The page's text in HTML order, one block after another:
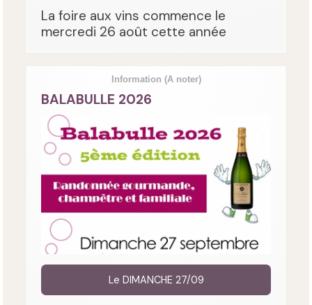
La foire aux vins commence le
mercredi 26 août cette année
Information (A noter)
BALABULLE 2026
Le DIMANCHE 27/09